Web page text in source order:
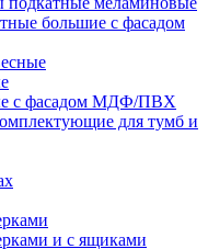
большие с фасадом
с фасадом МДФ/ПВХ
для тумб и
и с ящиками